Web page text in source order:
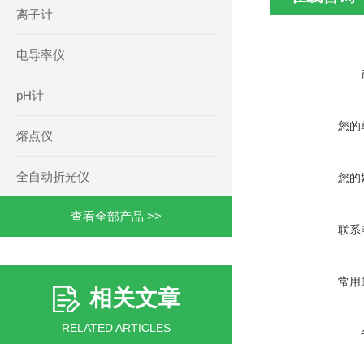
离子计
电导率仪
pH计
熔点仪
全自动折光仪
查看全部产品 >>
相关文章
RELATED ARTICLES
您的
您的
联系
常用